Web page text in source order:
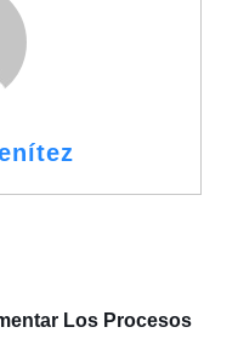
Los Procesos